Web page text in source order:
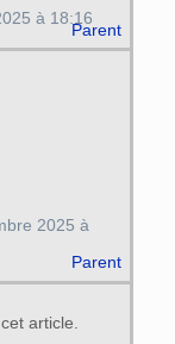
Parent
à 18:16
Parent
2025 à
article.